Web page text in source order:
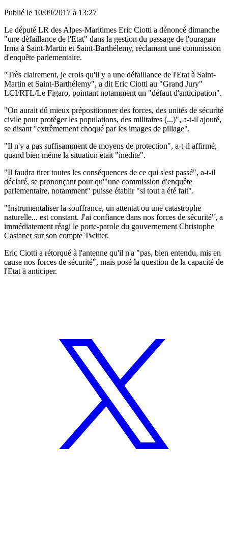
Publié le 10/09/2017 à 13:27
Le député LR des Alpes-Maritimes Eric Ciotti a dénoncé dimanche
"une défaillance de l'Etat" dans la gestion du passage de l'ouragan
Irma à Saint-Martin et Saint-Barthélemy, réclamant une commission
d'enquête parlementaire.
"Très clairement, je crois qu'il y a une défaillance de l'Etat à Saint-
Martin et Saint-Barthélemy", a dit Eric Ciotti au "Grand Jury"
LCI/RTL/Le Figaro, pointant notamment un "défaut d'anticipation".
"On aurait dû mieux prépositionner des forces, des unités de sécurité
civile pour protéger les populations, des militaires (...)", a-t-il ajouté,
se disant "extrêmement choqué par les images de pillage".
"Il n'y a pas suffisamment de moyens de protection", a-t-il affirmé,
quand bien même la situation était "inédite".
"Il faudra tirer toutes les conséquences de ce qui s'est passé", a-t-il
déclaré, se prononçant pour qu'"une commission d'enquête
parlementaire, notamment" puisse établir "si tout a été fait".
"Instrumentaliser la souffrance, un attentat ou une catastrophe
naturelle... est constant. J'ai confiance dans nos forces de sécurité", a
immédiatement réagi le porte-parole du gouvernement Christophe
Castaner sur son compte Twitter.
Eric Ciotti a rétorqué à l'antenne qu'il n'a "pas, bien entendu, mis en
cause nos forces de sécurité", mais posé la question de la capacité de
l'Etat à anticiper.